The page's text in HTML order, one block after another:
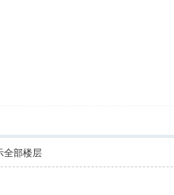
全部楼层